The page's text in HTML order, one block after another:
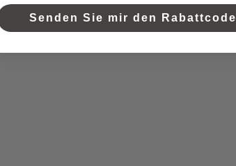
Senden Sie mir den Rabattcode